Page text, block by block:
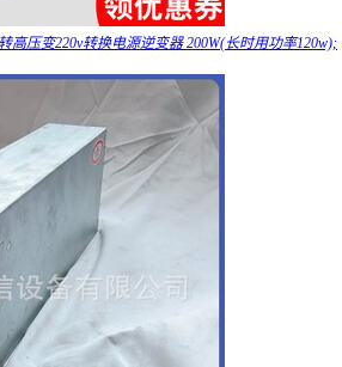
高压变220v转换电源逆变器 200W(长时用功率120w);